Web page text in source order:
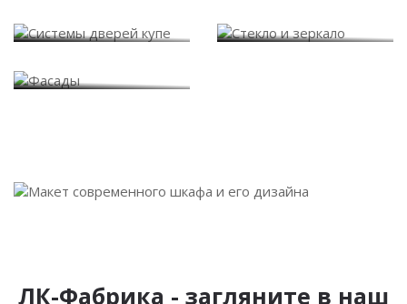
ЛК-Фабрика - загляните в наш